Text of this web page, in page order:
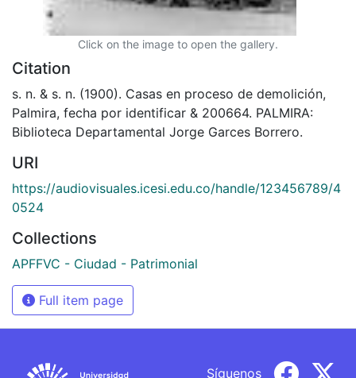
Click on the image to open the gallery.
Citation
s. n. & s. n. (1900). Casas en proceso de demolición,
Palmira, fecha por identificar & 200664. PALMIRA:
Biblioteca Departamental Jorge Garces Borrero.
URI
https://audiovisuales.icesi.edu.co/handle/123456789/4
0524
Collections
APFFVC - Ciudad - Patrimonial
Full item page
Síguenos